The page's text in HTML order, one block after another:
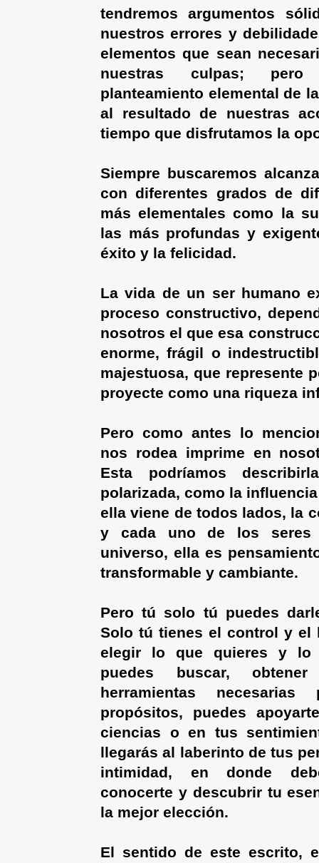
tendremos argumentos
nuestros errores y
elementos que sean
nuestras culpas; pero
planteamiento elemental de
al resultado de nuestras
tiempo que disfrutamos la
Siempre buscaremos
con diferentes grados de
más elementales como la
las más profundas y
éxito y la felicidad.
La vida de un ser humano
proceso constructivo,
nosotros el que esa
enorme, frágil o
majestuosa, que represente
proyecte como una riqueza
Pero como antes lo
nos rodea imprime en
Esta podríamos
polarizada, como la
ella viene de todos lados, la
y cada uno de los
universo, ella es
transformable y cambiante.
Pero tú solo tú puedes
Solo tú tienes el control y el
elegir lo que quieres y lo
puedes buscar,
herramientas
propósitos, puedes
ciencias o en tus
llegarás al laberinto de tus
intimidad, en donde
conocerte y descubrir tu
la mejor elección.
El sentido de este escrito,